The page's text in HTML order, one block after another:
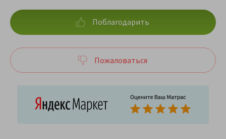
Поблагодарить
Пожаловаться